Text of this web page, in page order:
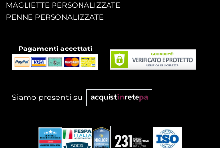
MAGLIETTE PERSONALIZZATE
PENNE PERSONALIZZATE
Pagamenti accettati
Siamo presenti su